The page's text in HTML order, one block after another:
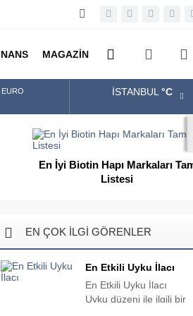
MAGAZİN
ALTIN İSTANBUL °C
EN ÇOK İLGİ GÖRENLER
En Etkili Uyku İlacı
En Etkili Uyku İlacı
Uyku düzeni ile ilgili bir